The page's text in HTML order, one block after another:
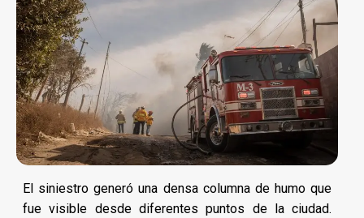
El siniestro generó una densa columna de humo que
fue visible desde diferentes puntos de la ciudad.